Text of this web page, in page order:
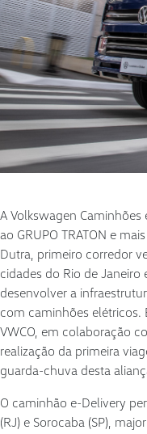
A Volkswagen Caminhões
ao GRUPO TRATON e
Dutra, primeiro corredor
cidades do Rio de
desenvolver a
com caminhões elétricos.
VWCO, em colaboração
realização da primeira
guarda-chuva desta
O caminhão e-Delivery
(RJ) e Sorocaba (SP),